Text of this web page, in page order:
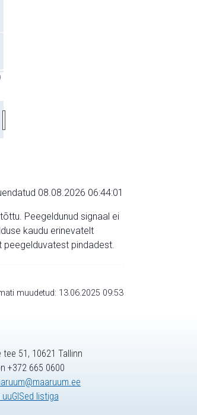
08.08.2026 06:44:01
Peegeldunud signaal ei
kaudu erinevatelt
pindadest.
muudetud: 13.06.2025 09:53
tee 51, 10621 Tallinn
+372 665 0600
uuGISed listiga